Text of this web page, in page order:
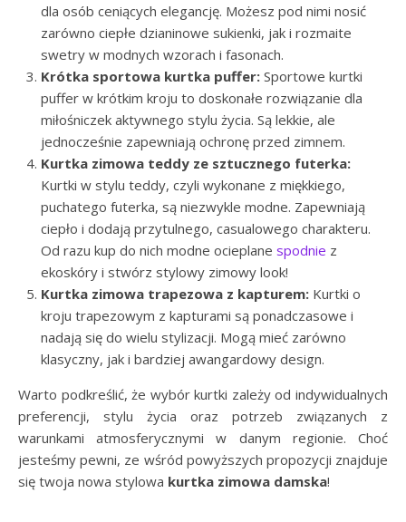
dla osób ceniących elegancję. Możesz pod nimi nosić
zarówno ciepłe dzianinowe sukienki, jak i rozmaite
swetry w modnych wzorach i fasonach.
Krótka sportowa kurtka puffer: Sportowe kurtki
puffer w krótkim kroju to doskonałe rozwiązanie dla
miłośniczek aktywnego stylu życia. Są lekkie, ale
jednocześnie zapewniają ochronę przed zimnem.
Kurtka zimowa teddy ze sztucznego futerka:
Kurtki w stylu teddy, czyli wykonane z miękkiego,
puchatego futerka, są niezwykle modne. Zapewniają
ciepło i dodają przytulnego, casualowego charakteru.
Od razu kup do nich modne ocieplane spodnie z
ekoskóry i stwórz stylowy zimowy look!
Kurtka zimowa trapezowa z kapturem: Kurtki o
kroju trapezowym z kapturami są ponadczasowe i
nadają się do wielu stylizacji. Mogą mieć zarówno
klasyczny, jak i bardziej awangardowy design.
Warto podkreślić, że wybór kurtki zależy od indywidualnych
preferencji, stylu życia oraz potrzeb związanych z
warunkami atmosferycznymi w danym regionie. Choć
jesteśmy pewni, ze wśród powyższych propozycji znajduje
się twoja nowa stylowa kurtka zimowa damska!